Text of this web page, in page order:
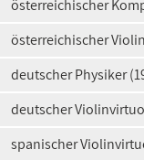
österreichischer
österreichischer
deutscher Physiker
deutscher
spanischer